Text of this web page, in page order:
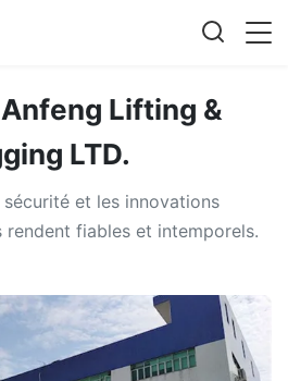
Lifting &
LTD.
et les innovations
rendent fiables et intemporels.